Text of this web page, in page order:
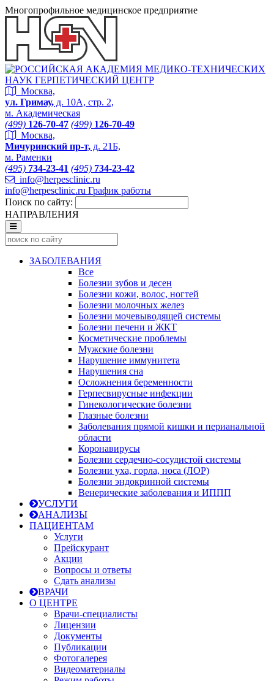
Многопрофильное медицинское предприятие
Москва,
ул. Гримау, д. 10А, стр. 2,
м. Академическая
(499) 126-70-47 (499) 126-70-49
Москва,
Мичуринский пр-т, д. 21Б,
м. Раменки
(495) 734-23-41 (495) 734-23-42
info@herpesclinic.ru
info@herpesclinic.ru График работы
Поиск по сайту:
НАПРАВЛЕНИЯ
ЗАБОЛЕВАНИЯ
Все
Болезни зубов и десен
Болезни кожи, волос, ногтей
Болезни молочных желез
Болезни мочевыводящей системы
Болезни печени и ЖКТ
Косметические проблемы
Мужские болезни
Нарушение иммунитета
Нарушения сна
Осложнения беременности
Герпесвирусные инфекции
Гинекологические болезни
Глазные болезни
Заболевания прямой кишки и перианальной
области
Коронавирусы
Болезни сердечно-сосудистой системы
Болезни уха, горла, носа (ЛОР)
Болезни эндокринной системы
Венерические заболевания и ИППП
УСЛУГИ
АНАЛИЗЫ
ПАЦИЕНТАМ
Услуги
Прейскурант
Акции
Вопросы и ответы
Сдать анализы
ВРАЧИ
О ЦЕНТРЕ
Врачи-специалисты
Лицензии
Документы
Публикации
Фотогалерея
Видеоматериалы